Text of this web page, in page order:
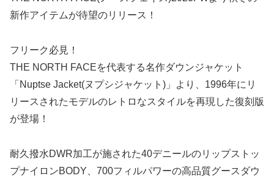
新作アイテムが待望のリリース！
フリーク必見！
THE NORTH FACEを代表する名作ダウンジャケット
「Nuptse Jacket(ヌプシジャケット)」より、1996年にリ
リースされたモデルのレトロなスタイルを再現した復刻版
が登場！
耐久撥水DWR加工が施された40デニールのリップストッ
プナイロンBODY、700フィルパワーの高品質グースダウ